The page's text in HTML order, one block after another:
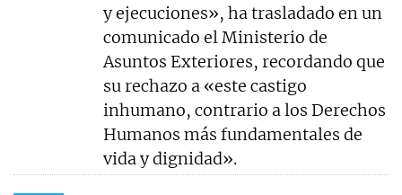
y ejecuciones», ha trasladado en un
comunicado el Ministerio de
Asuntos Exteriores, recordando que
su rechazo a «este castigo
inhumano, contrario a los Derechos
Humanos más fundamentales de
vida y dignidad».